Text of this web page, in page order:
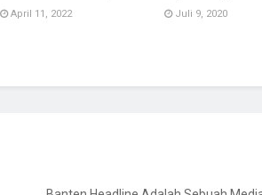
April 11, 2022 Juli 9, 2020